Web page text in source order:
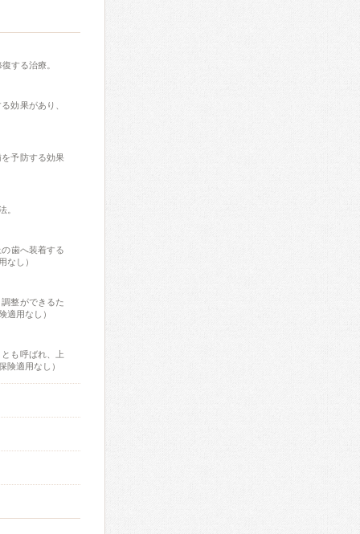
する治療。
効果があり、
予防する効果
。
歯へ装着する
なし）
整ができるた
適用なし）
も呼ばれ、上
険適用なし）